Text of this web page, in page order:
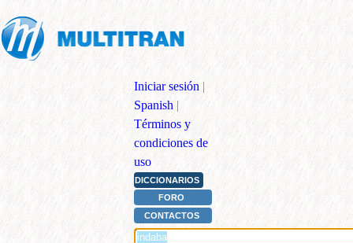
Iniciar sesión |
Spanish |
Términos y
condiciones de
uso
DICCIONARIOS
FORO
CONTACTOS